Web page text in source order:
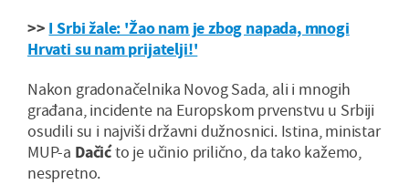
>> I Srbi žale: 'Žao nam je zbog napada, mnogi
Hrvati su nam prijatelji!'
Nakon gradonačelnika Novog Sada, ali i mnogih
građana, incidente na Europskom prvenstvu u Srbiji
osudili su i najviši državni dužnosnici. Istina, ministar
MUP-a Dačićto je učinio prilično, da tako kažemo,
nespretno.